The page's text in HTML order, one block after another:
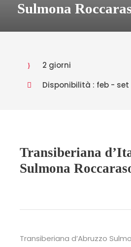
Sulmona
2 giorni
Disponibilità : feb - set
Transiberiana
Sulmona
Transiberiana d’Abruzzo